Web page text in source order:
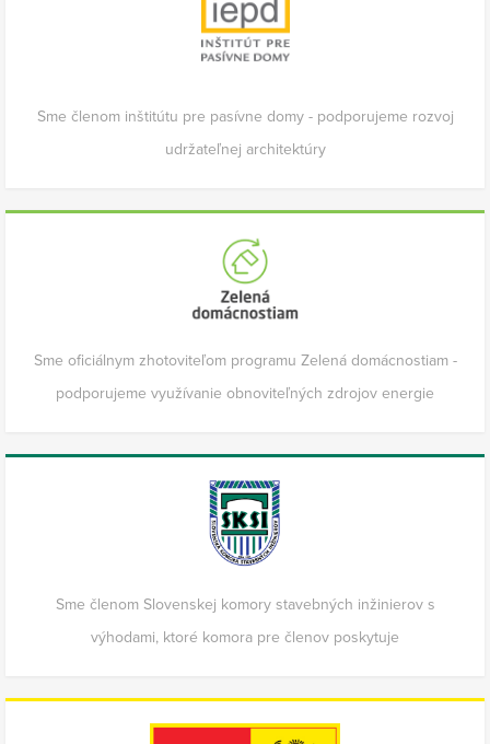
Sme členom inštitútu pre pasívne domy - podporujeme rozvoj
udržateľnej architektúry
Sme oficiálnym zhotoviteľom programu Zelená domácnostiam -
podporujeme využívanie obnoviteľných zdrojov energie
Sme členom Slovenskej komory stavebných inžinierov s
výhodami, ktoré komora pre členov poskytuje